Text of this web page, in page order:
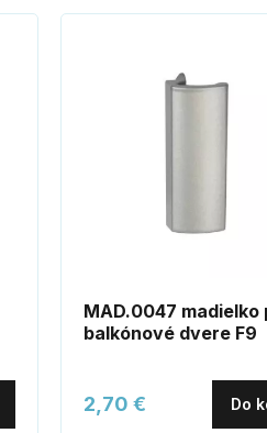
MAD.0047 madielko
balkónové dvere F9
2,70 € Do